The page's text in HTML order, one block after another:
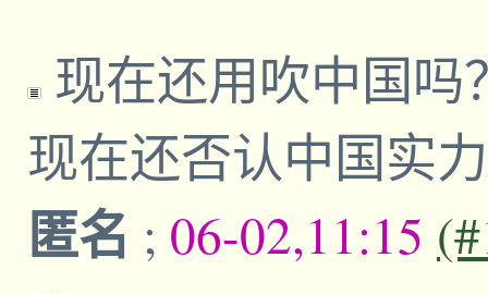
现在还用吹中国吗
现在还否认中国实
匿名 ; 06-02,11:15